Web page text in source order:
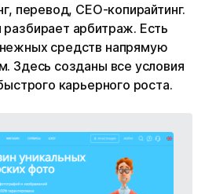
перевод, СЕО-копирайтинг.
арбитраж. Есть
средств напрямую
Здесь созданы все условия
карьерного роста.